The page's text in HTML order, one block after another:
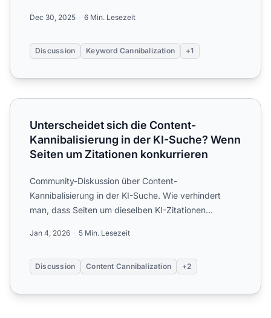
Dec 30, 2025 6 Min. Lesezeit
Discussion Keyword Cannibalization +1
Unterscheidet sich die Content-Kannibalisierung in der
Unterscheidet sich die Content-
Kannibalisierung in der KI-Suche? Wenn
Seiten um Zitationen konkurrieren
Community-Diskussion über Content-
Kannibalisierung in der KI-Suche. Wie verhindert
man, dass Seiten um dieselben KI-Zitationen
Jan 4, 2026 5 Min. Lesezeit
Discussion Content Cannibalization +2